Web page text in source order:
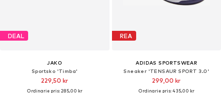
DEAL
JAKO
Sportsko 'Timba'
229,50 kr
Ordinarie pris: 285,00 kr
REA
ADIDAS SPORTSWEAR
Sneaker 'TENSAUR SPORT 3.0'
299,00 kr
Ordinarie pris: 435,00 kr